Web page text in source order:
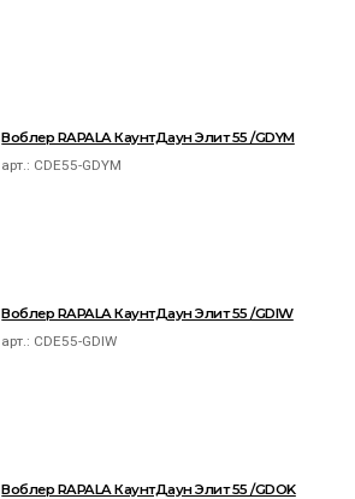
Воблер RAPALA КаунтДаун Элит 55 /GDYM
арт.: CDE55-GDYM
Воблер RAPALA КаунтДаун Элит 55 /GDIW
арт.: CDE55-GDIW
Воблер RAPALA КаунтДаун Элит 55 /GDOK